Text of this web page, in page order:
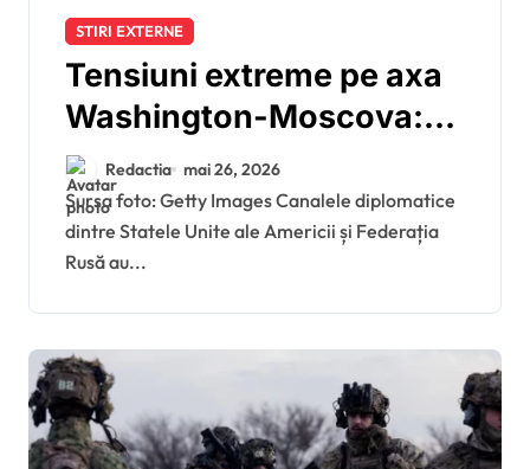
STIRI EXTERNE
Tensiuni extreme pe axa
Washington-Moscova:
Serghei Lavrov i-a cerut
secretarului de stat
american Marco Rubio
să-i transmită lui Donald
Trump un mesaj direct
privind iminența unor
lovituri devastatoare
asupra Kievului
Redactia mai 26, 2026
Sursa foto: Getty Images Canalele diplomatice
dintre Statele Unite ale Americii și Federația
Rusă au...